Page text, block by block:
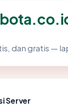
dan gratis —
Server